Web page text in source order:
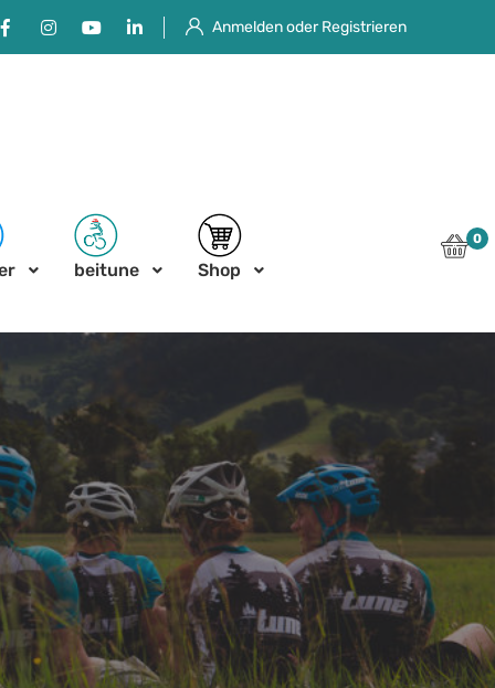
Linkedin
Anmelden oder Registrieren
beitune Shop
0